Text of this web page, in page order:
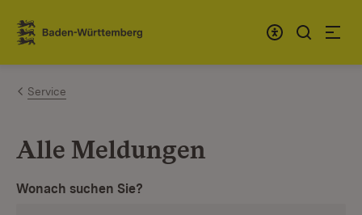
Zum Inhalt springen
Link zur Startseite
Service
Alle Meldungen
Wonach suchen Sie?